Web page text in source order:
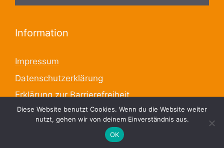
Information
Impressum
Datenschutzerklärung
Erklärung zur Barrierefreiheit
Start
Zur Übersicht aller KiTas
Diese Website benutzt Cookies. Wenn du die Website weiter
nutzt, gehen wir von deinem Einverständnis aus.
OK